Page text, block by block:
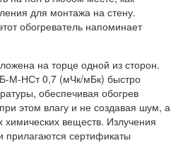
для монтажа на стену.
обогреватель напоминает
на торце одной из сторон.
М-НСт 0,7 (мЧк/мБк) быстро
обеспечивая обогрев
этом влагу и не создавая шум, а
веществ. Излучения
прилагаются сертификаты